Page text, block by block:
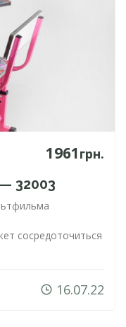
1961грн.
32003
сосредоточиться
16.07.22